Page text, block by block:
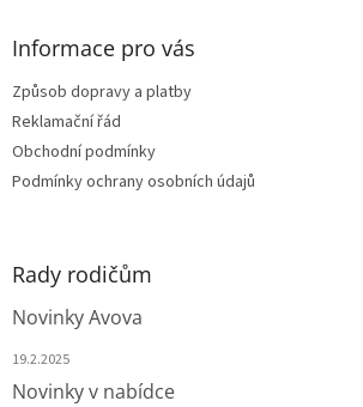
Informace pro vás
Způsob dopravy a platby
Reklamační řád
Obchodní podmínky
Podmínky ochrany osobních údajů
Rady rodičům
Novinky Avova
19.2.2025
Novinky v nabídce